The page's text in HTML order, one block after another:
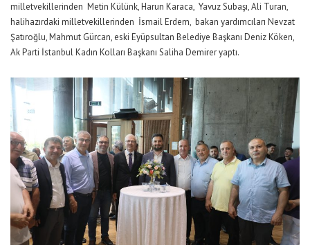
milletvekillerinden Metin Külünk, Harun Karaca, Yavuz Subaşı, Ali Turan,
halihazırdaki milletvekillerinden İsmail Erdem, bakan yardımcıları Nevzat
Şatıroğlu, Mahmut Gürcan, eski Eyüpsultan Belediye Başkanı Deniz Köken,
Ak Parti İstanbul Kadın Kolları Başkanı Saliha Demirer yaptı.